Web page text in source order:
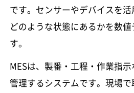
です。センサーやデバイスを
どのような状態にあるかを数
す。
MESは、製番・工程・作業指
管理するシステムです。現場